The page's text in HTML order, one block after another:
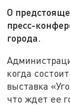
О
пресс-
города.
когда
выставка
что ждет ее